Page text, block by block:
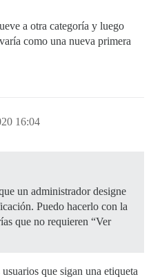
a otra categoría y luego
como una nueva primera
16:04
un administrador designe
Puedo hacerlo con la
que no requieren “Ver
que sigan una etiqueta